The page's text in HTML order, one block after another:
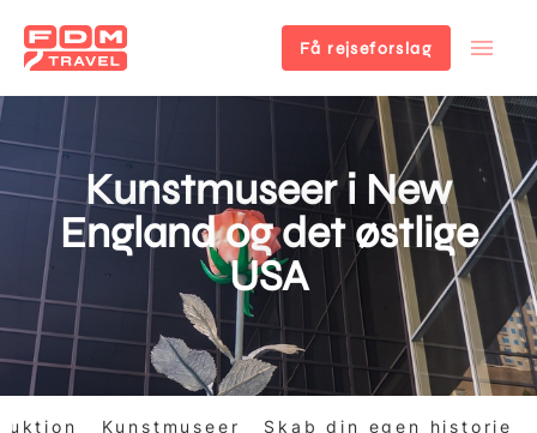
Gå
hovedindhold
Få rejseforslag
Kunstmuseer i New
England og det østlige
USA
Kunstmuseer Skab din egen historie